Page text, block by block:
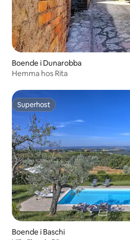
Boende i Dunarobba
Hemma hos Rita
Superhost
Superhost
Boende i Baschi